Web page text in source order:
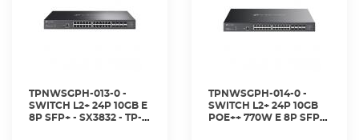
TPNWSGPH-013-0 -
SWITCH L2+ 24P 10GB E
8P SFP+ - SX3832 - TP-
TPNWSGPH-014-0 -
SWITCH L2+ 24P 10GB
POE++ 770W E 8P SFP+